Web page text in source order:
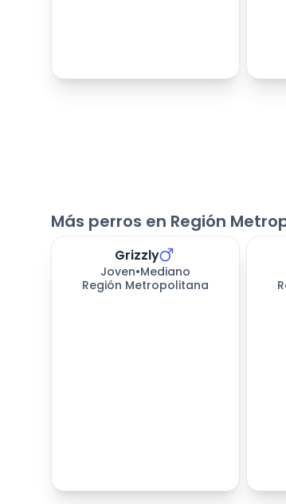
Más perros en Región
Grizzly
Joven•Mediano
Región Metropolitana